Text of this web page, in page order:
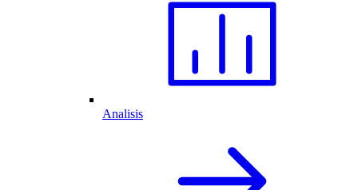
Analisis